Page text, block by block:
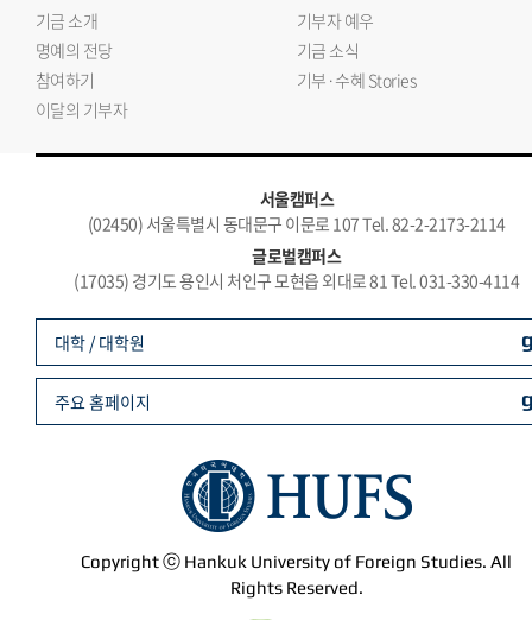
기금 소개
기부자 예우
명예의 전당
기금 소식
참여하기
기부·수혜 Stories
이달의 기부자
서울캠퍼스
(02450) 서울특별시 동대문구 이문로 107 Tel. 82-2-2173-2114
글로벌캠퍼스
(17035) 경기도 용인시 처인구 모현읍 외대로 81 Tel. 031-330-4114
Copyright ⓒ Hankuk University of Foreign Studies. All
Rights Reserved.
대학 / 대학원
주요 홈페이지